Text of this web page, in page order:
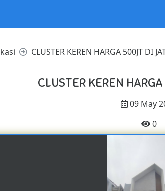
CLUSTER KEREN HARGA 500JT DI
CLUSTER KEREN
09 May
0